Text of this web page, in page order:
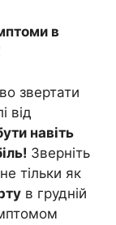
в
звертати
від
навіть
Зверніть
тільки як
в грудній